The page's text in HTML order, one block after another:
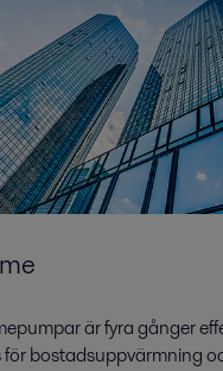
är fyra gånger
bostadsuppvärmning